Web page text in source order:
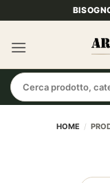
ai
contenuti
Cerca:
HOME /